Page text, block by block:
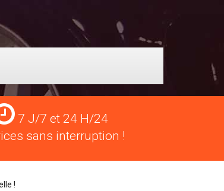
Services
24
H/24
7 J/7 et 24 H/24
sans interruption !
!